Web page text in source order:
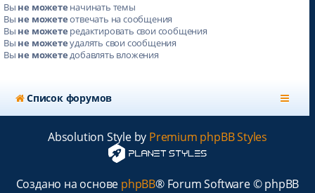
Вы не можете начинать темы
Вы не можетеотвечать на сообщения
Вы не можете редактировать свои сообщения
Вы не можетеудалять свои сообщения
Вы не можетедобавлять вложения
Список форумов
Absolution Style by Premium phpBB Styles
Создано на основе phpBB® Forum Software © phpBB